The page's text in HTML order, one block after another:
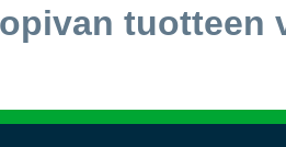
tuotteen